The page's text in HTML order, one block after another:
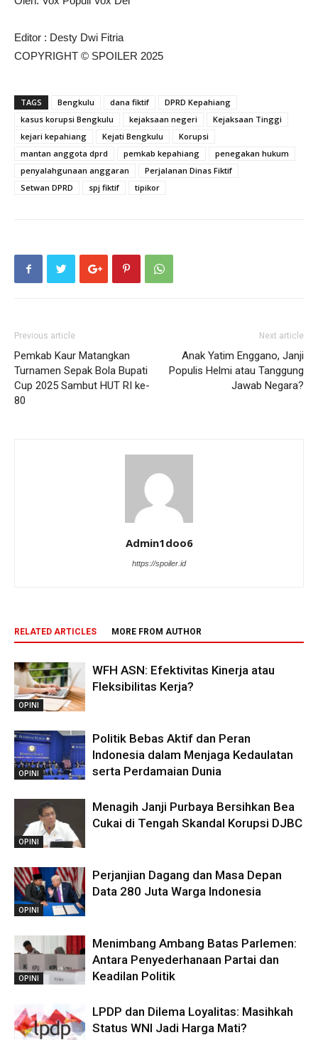
Editor : Desty Dwi Fitria
COPYRIGHT © SPOILER 2025
TAGS Bengkulu dana fiktif
DPRD Kepahiang
kasus korupsi Bengkulu
kejaksaan negeri
Kejaksaan Tinggi
kejari kepahiang
Kejati Bengkulu
Korupsi
mantan anggota dprd
pemkab kepahiang
penegakan hukum
penyalahgunaan anggaran
Perjalanan Dinas Fiktif
Setwan DPRD
spj fiktif tipikor
Previous article
Pemkab Kaur Matangkan
Turnamen Sepak Bola Bupati
Cup 2025 Sambut HUT RI ke-
80
Next article
Anak Yatim Enggano, Janji
Populis Helmi atau Tanggung
Jawab Negara?
Admin1doo6
https://spoiler.id
RELATED ARTICLES MORE FROM AUTHOR
OPINI
WFH ASN: Efektivitas Kinerja atau
Fleksibilitas Kerja?
OPINI
Politik Bebas Aktif dan Peran
Indonesia dalam Menjaga Kedaulatan
serta Perdamaian Dunia
OPINI
Menagih Janji Purbaya Bersihkan Bea
Cukai di Tengah Skandal Korupsi DJBC
OPINI
Perjanjian Dagang dan Masa Depan
Data 280 Juta Warga Indonesia
OPINI
Menimbang Ambang Batas Parlemen:
Antara Penyederhanaan Partai dan
Keadilan Politik
LPDP dan Dilema Loyalitas: Masihkah
Status WNI Jadi Harga Mati?